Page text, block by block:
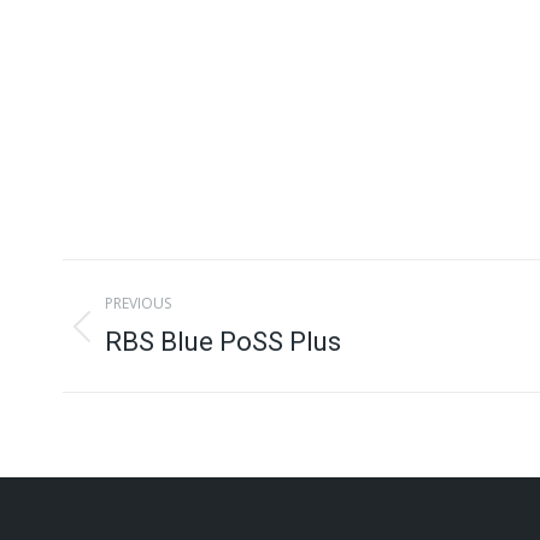
Project
navigation
PREVIOUS
Previous
RBS Blue PoSS Plus